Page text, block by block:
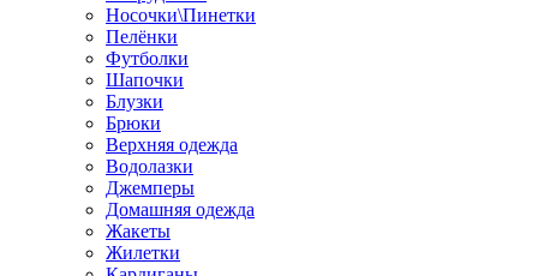
Носочки\Пинетки
Пелёнки
Футболки
Шапочки
Блузки
Брюки
Верхняя одежда
Водолазки
Джемперы
Домашняя одежда
Жакеты
Жилетки